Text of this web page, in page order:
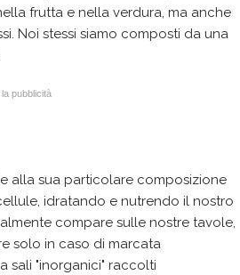
frutta e nella verdura, ma anche
Noi stessi siamo composti da una
pubblicità
alla sua particolare composizione
idratando e nutrendo il nostro
compare sulle nostre tavole,
solo in caso di marcata
sali "inorganici" raccolti